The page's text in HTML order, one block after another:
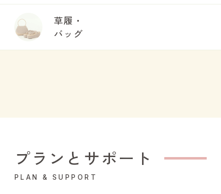
草履・
バッグ
プランとサポート
PLAN & SUPPORT